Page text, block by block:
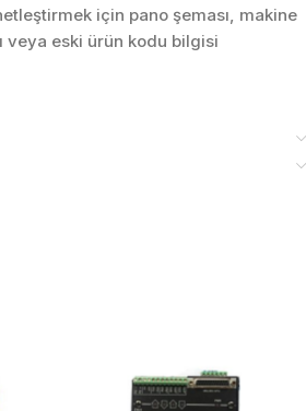
için pano şeması, makine
veya eski ürün kodu bilgisi